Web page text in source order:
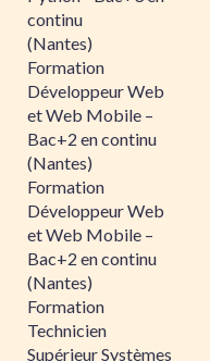
continu
(Nantes)
Formation
Développeur Web
et Web Mobile –
Bac+2 en continu
(Nantes)
Formation
Développeur Web
et Web Mobile –
Bac+2 en continu
(Nantes)
Formation
Technicien
Supérieur Systèmes